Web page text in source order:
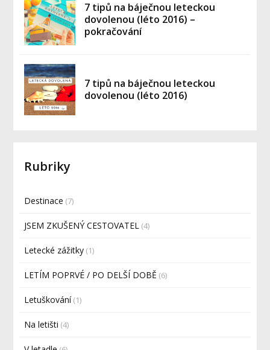
7 tipů na báječnou leteckou
dovolenou (léto 2016) –
pokračování
7 tipů na báječnou leteckou
dovolenou (léto 2016)
Rubriky
Destinace (7)
JSEM ZKUŠENÝ CESTOVATEL (4)
Letecké zážitky (1)
LETÍM POPRVÉ / PO DELŠÍ DOBĚ (6)
Letuškování(1)
Na letišti (4)